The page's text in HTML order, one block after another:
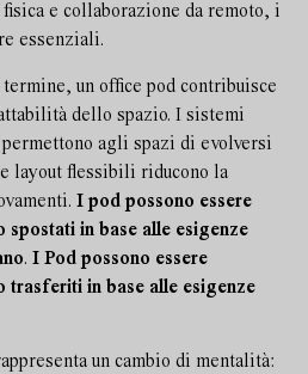
e collaborazione da remoto, i
essenziali.
un office pod contribuisce
dello spazio. I sistemi
agli spazi di evolversi
layout flessibili riducono la
I pod possono essere
in base alle esigenze
. I Pod possono essere
in base alle esigenze
un cambio di mentalità: